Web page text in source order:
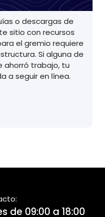
o descargas de
sitio con recursos
el gremio requiere
Si alguna de
ahorró trabajo, tu
a seguir en línea.
de 09:00 a 18:00